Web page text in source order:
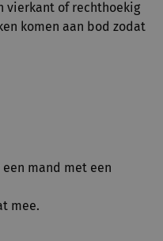
vierkant of rechthoekig
komen aan bod zodat
mand met een
mee.